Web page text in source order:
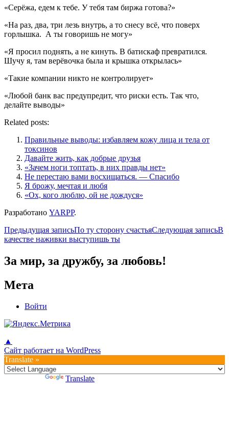
«Серёжа, едем к тебе. У тебя там биржа готова?»
«На раз, два, три лезь внутрь, а то снесу всё, что поверх
горлышка. А ты говоришь не могу»
«Я просил поднять, а не кинуть. В батискаф превратился.
Шучу я, там верёвочка была и крышка открылась»
«Такие компании никто не контролирует»
«Любой банк вас предупредит, что риски есть. Так что,
делайте выводы»
Related posts:
Правильные выводы: избавляем кожу лица и тела от
токсинов
Давайте жить, как добрые друзья
«Зачем ноги топтать, в них правды нет»
Не перестаю вами восхищаться. — Спасибо
Я брожу, мечтая и любя
«Ох, кого люблю, ой не дождуся»
Разработано YARPP.
Навигация
по
записям
Предыдущая записьПо ту сторону счастьяСледующая записьВ
качестве наживки выступишь ты
За мир, за дружбу, за любовь!
Мета
Войти
▲
Сайт работает на WordPress
Translate »
Translate